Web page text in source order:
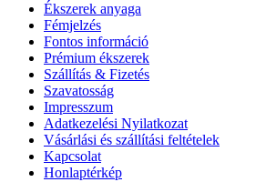
Ékszerek anyaga
Fémjelzés
Fontos információ
Prémium ékszerek
Szállítás & Fizetés
Szavatosság
Impresszum
Adatkezelési Nyilatkozat
Vásárlási és szállítási feltételek
Kapcsolat
Honlaptérkép